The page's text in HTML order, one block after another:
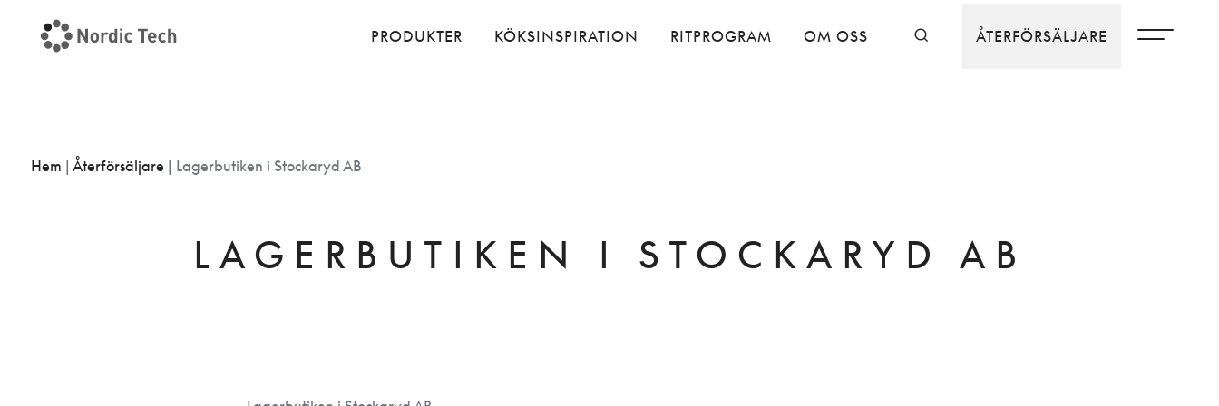
PRODUKTER KÖKSINSPIRATION RITPROGRAM OM OSS ÅTERFÖRSÄLJARE
Hem | Återförsäljare | Lagerbutiken i Stockaryd AB
LAGERBUTIKEN I STOCKARYD AB